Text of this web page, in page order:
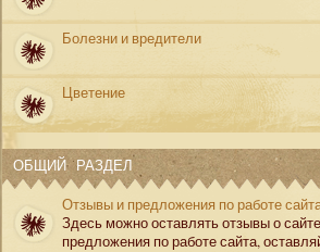
Болезни и вредители
Цветение
ОБЩИЙ РАЗДЕЛ
Отзывы и предложения по работе
Здесь можно оставлять отзывы о
предложения по работе сайта,